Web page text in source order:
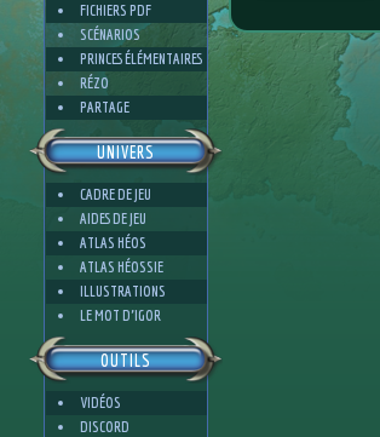
FICHIERS PDF
SCÉNARIOS
PRINCES ÉLÉMENTAIRES
RÉZO
PARTAGE
UNIVERS
CADRE DE JEU
AIDES DE JEU
ATLAS HÉOS
ATLAS HÉOSSIE
ILLUSTRATIONS
LE MOT D'IGOR
OUTILS
VIDÉOS
DISCORD